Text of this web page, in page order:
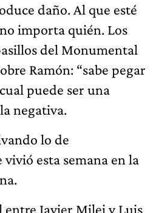
daño. Al que esté
importa quién. Los
del Monumental
Ramón: “sabe pegar
puede ser una
negativa.
lo de
esta semana en la
Javier Milei y Luis